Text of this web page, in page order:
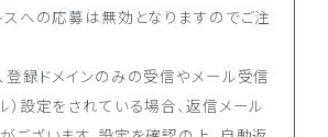
スへの応募は無効となりますのでご注
登録ドメインのみの受信やメール受信
）設定をされている場合、返信メール